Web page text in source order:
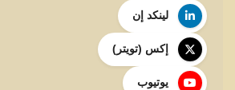
لينكد إن
إكس (تويتر)
يوتيوب